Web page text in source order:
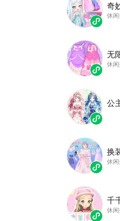
奇
休
无
休
公
换
休
千
休